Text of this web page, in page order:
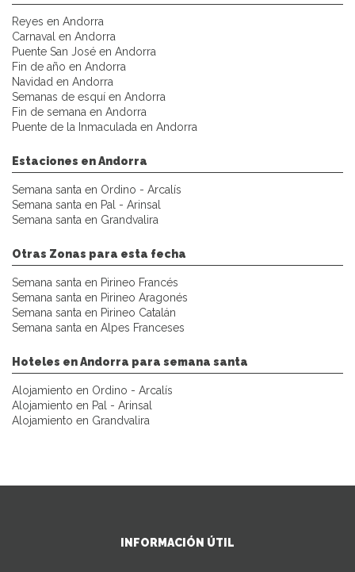
Reyes en Andorra
Carnaval en Andorra
Puente San José en Andorra
Fin de año en Andorra
Navidad en Andorra
Semanas de esquí en Andorra
Fin de semana en Andorra
Puente de la Inmaculada en Andorra
Estaciones en Andorra
Semana santa en Ordino - Arcalís
Semana santa en Pal - Arinsal
Semana santa en Grandvalira
Otras Zonas para esta fecha
Semana santa en Pirineo Francés
Semana santa en Pirineo Aragonés
Semana santa en Pirineo Catalán
Semana santa en Alpes Franceses
Hoteles en Andorra para semana santa
Alojamiento en Ordino - Arcalís
Alojamiento en Pal - Arinsal
Alojamiento en Grandvalira
INFORMACIÓN ÚTIL